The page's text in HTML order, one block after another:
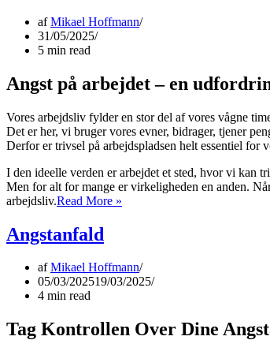
afMikael Hoffmann
31/05/2025
5 min read
Angst på arbejdet – en
Vores arbejdsliv fylder en stor del af vores vågne
Det er her, vi bruger vores evner, bidrager, tjener
Derfor er trivsel på arbejdspladsen helt essentiel for
I den ideelle verden er arbejdet et sted, hvor vi kan
Men for alt for mange er virkeligheden en anden.
arbejdsliv.Read More »
erstattes
af
Angstanfald
afMikael Hoffmann
05/03/202519/03/2025
4 min read
Tag Kontrollen Over Dine